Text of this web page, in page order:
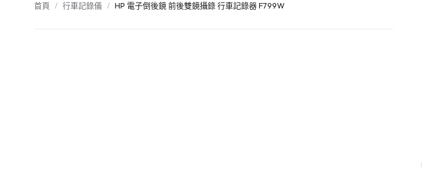
首頁 / 行車記錄儀 / HP 電子倒後鏡 前後雙鏡攝錄 行車記錄器 F799W